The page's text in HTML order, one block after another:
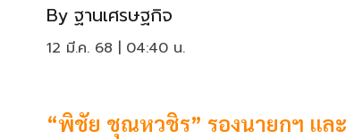
By ฐานเศรษฐกิจ
12 มี.ค. 68 | 04:40 น.
“พิชัย ชุณหวชิร” รองนายกฯ แล